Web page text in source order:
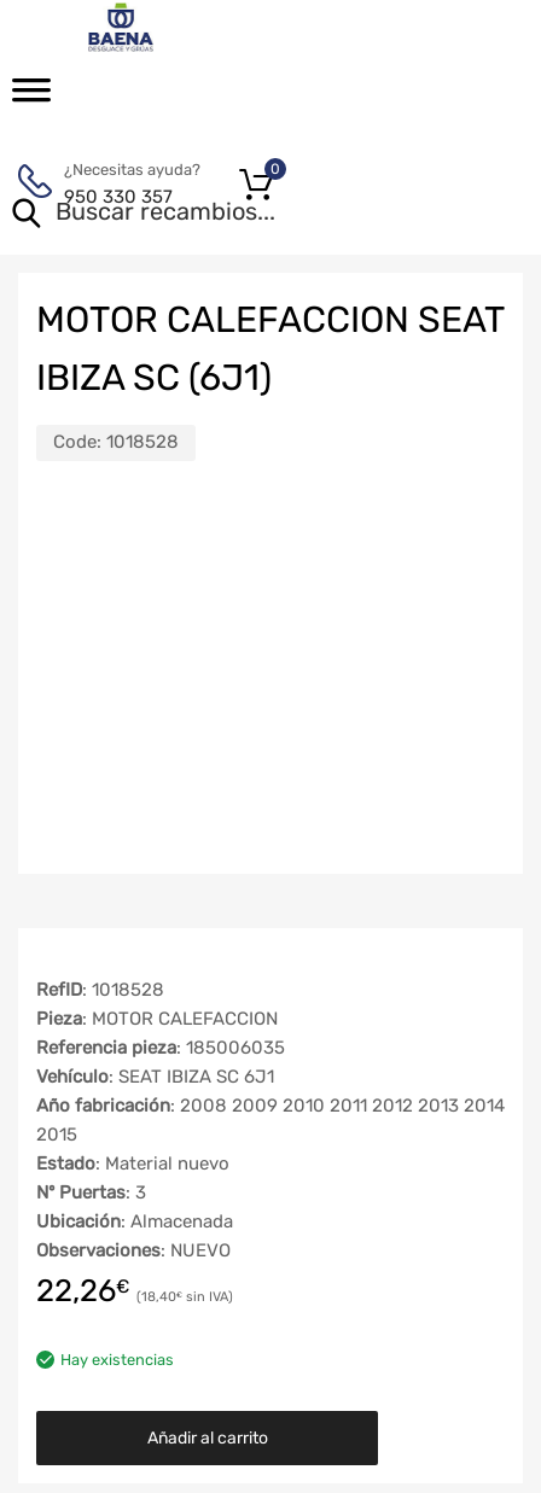
¿Necesitas ayuda?
950 330 357
0
MOTOR CALEFACCION SEAT
IBIZA SC (6J1)
Code: 1018528
RefID: 1018528
Pieza: MOTOR CALEFACCION
Referencia pieza: 185006035
Vehículo: SEAT IBIZA SC 6J1
Año fabricación: 2008 2009 2010 2011 2012 2013 2014
2015
Estado: Material nuevo
Nº Puertas: 3
Ubicación: Almacenada
Observaciones: NUEVO
22,26€ 18,40€
Hay existencias
Añadir al carrito